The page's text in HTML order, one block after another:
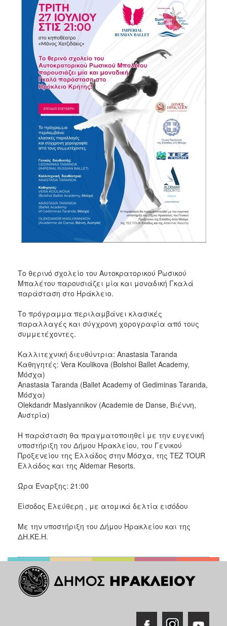
2012
2011
2010
ΠΟΛΙΤΙΣΜΟΣ
ΑΝΘΕΚΤΙΚΗ
Το θερινό σχολείο του Αυτοκρατορικού Ρωσικού
Μπαλέτου παρουσιάζει μία και μοναδική Γκαλά
παράσταση στο Ηράκλειο.
Το πρόγραμμα περιλαμβάνει κλασικές
παραλλαγές και σύγχρονη χορογραφία από τους
συμμετέχοντες.
Καλλιτεχνική διευθύντρια: Anastasia Taranda
Καθηγητές: Vera Koulikova (Bolshoi Ballet Academy,
Μόσχα)
Anastasia Taranda (Ballet Academy of Gediminas Taranda,
Μόσχα)
Olekdandr Maslyannikov (Academie de Danse, Βιέννη,
Αυστρία)
Η παράσταση θα πραγματοποιηθεί με την ευγενική
υποστήριξη του Δήμου Ηρακλείου, του Γενικού
Προξενείου της Ελλάδος στην Μόσχα, της TEZ TOUR
Ελλάδος και της Aldemar Resorts.
Ώρα Έναρξης: 21:00
Είσοδος Ελεύθερη , με ατομικά δελτία εισόδου
Με την υποστήριξη του Δήμου Ηρακλείου και της
ΔΗ.ΚΕ.Η.